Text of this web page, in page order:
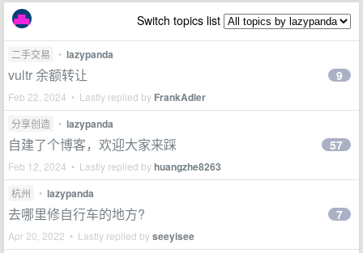
Switch topics list
二手交易 • lazypanda
vultr 余额转让
Feb 22, 2024 • Lastly replied by FrankAdler
9
分享创造 • lazypanda
自建了个博客，欢迎大家来踩
Feb 12, 2024 • Lastly replied byhuangzhe8263
57
杭州 • lazypanda
去哪里修自行车的地方?
Apr 20, 2022 • Lastly replied byseeyisee
7